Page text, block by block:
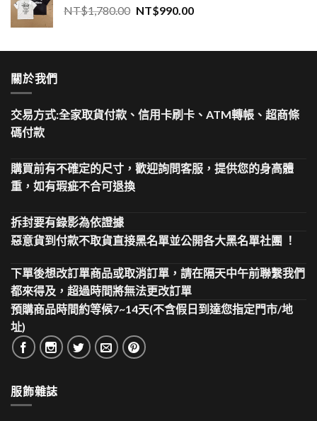
NT$1,780.00 NT$990.00
關於我們
交易方式:全家取貨付款、信用卡刷卡、ATM轉帳、超商條
碼付款
購買前有不確定的尺寸，歡迎詢問客服，提供您的身高體
重，如有瑕疵不合可退換
拆封要有錄影為依證據
惡意貨到付款不取貨直接黑名單並公開各大黑名單社團 ！
下單後想改訂單商品或取消訂單，請在隔天中午前聯繫我們
都來得及，超過時間將無法更改訂單
預購商品時間約等候7~14天(不含假日到達您指定門市/地
址)
服飾雜誌